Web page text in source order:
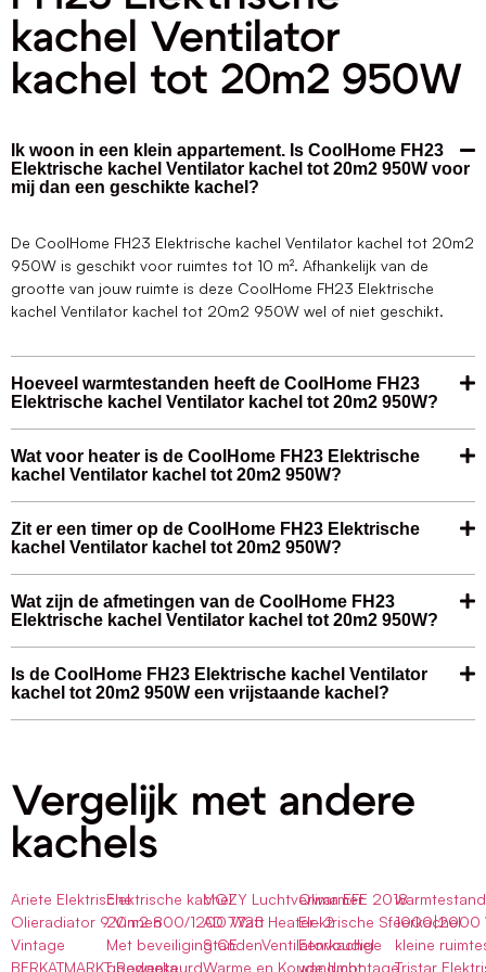
kachel Ventilator
kachel tot 20m2 950W
Ik woon in een klein appartement. Is CoolHome FH23
Elektrische kachel Ventilator kachel tot 20m2 950W voor
mij dan een geschikte kachel?
De CoolHome FH23 Elektrische kachel Ventilator kachel tot 20m2
950W is geschikt voor ruimtes tot 10 m². Afhankelijk van de
grootte van jouw ruimte is deze CoolHome FH23 Elektrische
kachel Ventilator kachel tot 20m2 950W wel of niet geschikt.
Hoeveel warmtestanden heeft de CoolHome FH23
Elektrische kachel Ventilator kachel tot 20m2 950W?
Wat voor heater is de CoolHome FH23 Elektrische
kachel Ventilator kachel tot 20m2 950W?
Zit er een timer op de CoolHome FH23 Elektrische
kachel Ventilator kachel tot 20m2 950W?
Wat zijn de afmetingen van de CoolHome FH23
Elektrische kachel Ventilator kachel tot 20m2 950W?
Is de CoolHome FH23 Elektrische kachel Ventilator
kachel tot 20m2 950W een vrijstaande kachel?
Vergelijk met andere
kachels
Ariete Elektrische
Olieradiator 9 Vinnen
Vintage
BERKATMARKT Rowenta
Elektrische kachel
20m2 800/1200 Watt
Met beveiliging CE
goedgekeurd
MOZY Luchtverwarmer
AD 7725 Heater- 2
StandenVentilatorkachel
Warme en Koude lucht
Qlima EFE 2018
Elektrische Sfeerkachel
Eenvoudige
wandmontage
1000|2000
kleine
Tristar